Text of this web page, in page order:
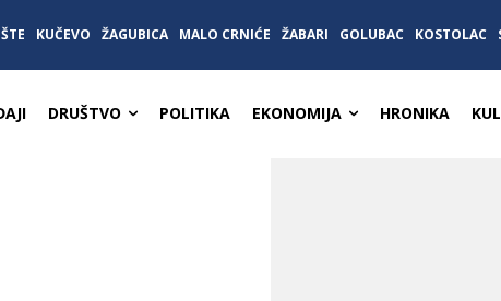
KUČEVO ŽAGUBICA MALO CRNIĆE ŽABARI GOLUBAC KOSTOLAC
DRUŠTVO POLITIKA EKONOMIJA HRONIKA